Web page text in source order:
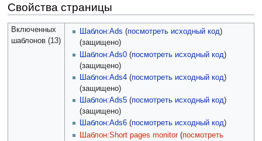
Свойства страницы
Включенных
шаблонов (13)
Шаблон:Ads (посмотреть исходный код)
(защищено)
Шаблон:Ads0 (посмотреть исходный код)
(защищено)
Шаблон:Ads4 (посмотреть исходный код)
(защищено)
Шаблон:Ads5 (посмотреть исходный код)
(защищено)
Шаблон:Ads6 (посмотреть исходный код)
Шаблон:Short pages monitor(посмотреть